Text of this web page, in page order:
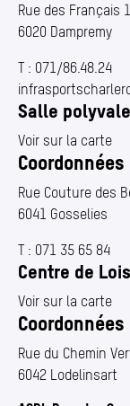
Rue des Français
6020 Dampremy
T : 071/86.48.24
Salle
Voir sur la carte
Coordonnées
Rue Couture des
6041 Gosselies
T : 071 35 65 84
Centre de
Voir sur la carte
Coordonnées
Rue du Chemin
6042 Lodelinsart